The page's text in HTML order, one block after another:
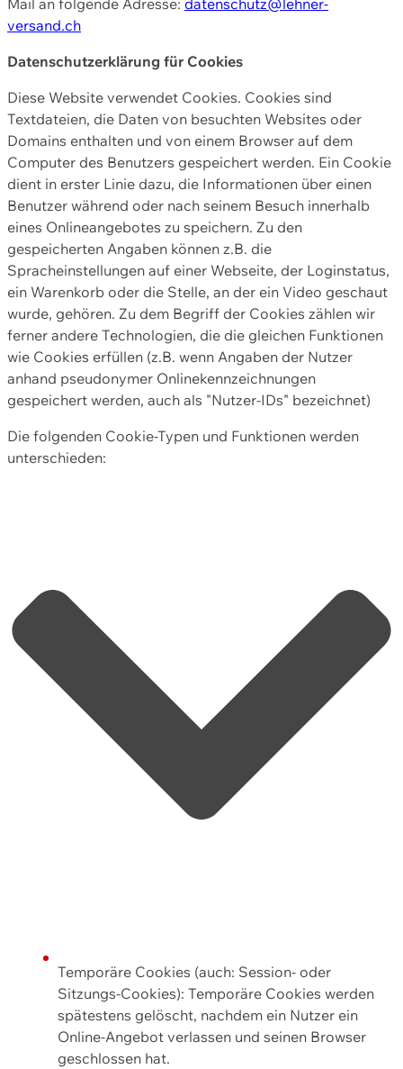
versand.ch
Datenschutzerklärung für Cookies
Diese Website verwendet Cookies. Cookies sind
Textdateien, die Daten von besuchten Websites oder
Domains enthalten und von einem Browser auf dem
Computer des Benutzers gespeichert werden. Ein Cookie
dient in erster Linie dazu, die Informationen über einen
Benutzer während oder nach seinem Besuch innerhalb
eines Onlineangebotes zu speichern. Zu den
gespeicherten Angaben können z.B. die
Spracheinstellungen auf einer Webseite, der Loginstatus,
ein Warenkorb oder die Stelle, an der ein Video geschaut
wurde, gehören. Zu dem Begriff der Cookies zählen wir
ferner andere Technologien, die die gleichen Funktionen
wie Cookies erfüllen (z.B. wenn Angaben der Nutzer
anhand pseudonymer Onlinekennzeichnungen
gespeichert werden, auch als "Nutzer-IDs" bezeichnet)
Die folgenden Cookie-Typen und Funktionen werden
unterschieden:
Temporäre Cookies (auch: Session- oder
Sitzungs-Cookies): Temporäre Cookies werden
spätestens gelöscht, nachdem ein Nutzer ein
Online-Angebot verlassen und seinen Browser
geschlossen hat.